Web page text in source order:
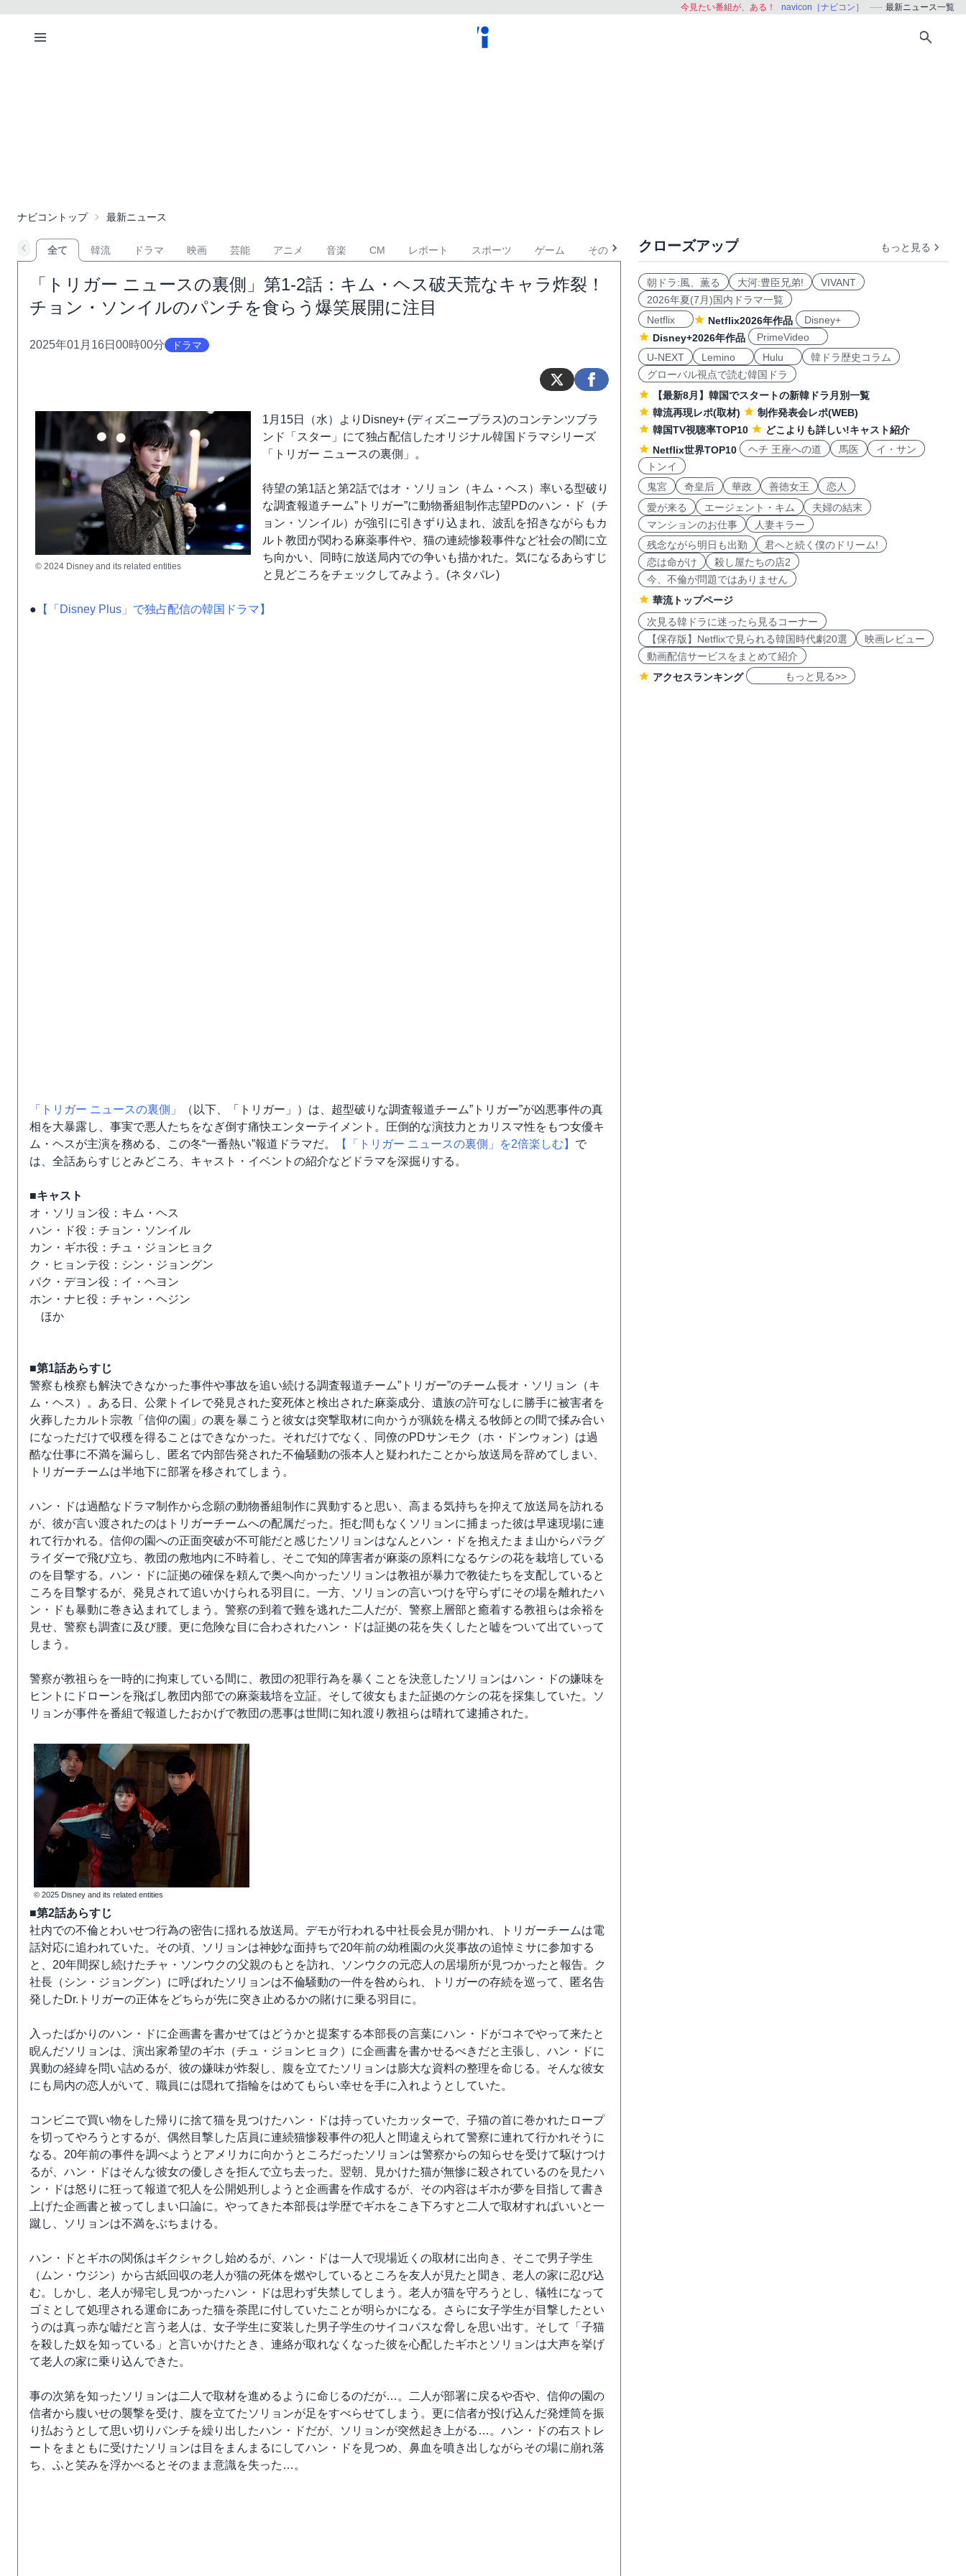
今見たい番組が、ある！ navicon［ナビコン］ 最新ニュース一覧
ナビコントップ 最新ニュース
全て 韓流 ドラマ 映画 芸能 アニメ 音楽 CM レポート スポーツ ゲーム その他
「トリガー ニュースの裏側」第1-2話：キム・ヘス破天荒なキャラ炸裂！
チョン・ソンイルのパンチを食らう爆笑展開に注目
2025年01月16日00時00分 ドラマ
© 2024 Disney and its related entities
1月15日（水）よりDisney+ (ディズニープラス)のコンテンツブラ
ンド「スター」にて独占配信したオリジナル韓国ドラマシリーズ
「トリガー ニュースの裏側」。
待望の第1話と第2話ではオ・ソリョン（キム・ヘス）率いる型破り
な調査報道チーム”トリガー”に動物番組制作志望PDのハン・ド（チ
ョン・ソンイル）が強引に引きずり込まれ、波乱を招きながらもカ
ルト教団が関わる麻薬事件や、猫の連続惨殺事件など社会の闇に立
ち向かい、同時に放送局内での争いも描かれた。気になるあらすじ
と見どころをチェックしてみよう。(ネタバレ)
● 【「Disney Plus」で独占配信の韓国ドラマ】
「トリガー ニュースの裏側」
（以下、「トリガー」）は、超型破りな調査報道チーム”トリガー”が凶悪事件の真
相を大暴露し、事実で悪人たちをなぎ倒す痛快エンターテイメント。圧倒的な演技力とカリスマ性をもつ女優キ
ム・ヘスが主演を務める、この冬“一番熱い”報道ドラマだ。
【「トリガー ニュースの裏側」を2倍楽しむ】 で
は、全話あらすじとみどころ、キャスト・イベントの紹介などドラマを深掘りする。
■キャスト
オ・ソリョン役：キム・ヘス
ハン・ド役：チョン・ソンイル
カン・ギホ役：チュ・ジョンヒョク
ク・ヒョンテ役：シン・ジョングン
パク・デヨン役：イ・ヘヨン
ホン・ナヒ役：チャン・ヘジン
ほか
■第1話あらすじ
警察も検察も解決できなかった事件や事故を追い続ける調査報道チーム”トリガー”のチーム長オ・ソリョン（キ
ム・ヘス）。ある日、公衆トイレで発見された変死体と検出された麻薬成分、遺族の許可なしに勝手に被害者を
火葬したカルト宗教「信仰の園」の裏を暴こうと彼女は突撃取材に向かうが猟銃を構える牧師との間で揉み合い
になっただけで収穫を得ることはできなかった。それだけでなく、同僚のPDサンモク（ホ・ドンウォン）は過
酷な仕事に不満を漏らし、匿名で内部告発された不倫騒動の張本人と疑われたことから放送局を辞めてしまい、
トリガーチームは半地下に部署を移されてしまう。
ハン・ドは過酷なドラマ制作から念願の動物番組制作に異動すると思い、高まる気持ちを抑えて放送局を訪れる
が、彼が言い渡されたのはトリガーチームへの配属だった。拒む間もなくソリョンに捕まった彼は早速現場に連
れて行かれる。信仰の園への正面突破が不可能だと感じたソリョンはなんとハン・ドを抱えたまま山からパラグ
ライダーで飛び立ち、教団の敷地内に不時着し、そこで知的障害者が麻薬の原料になるケシの花を栽培している
のを目撃する。ハン・ドに証拠の確保を頼んで奥へ向かったソリョンは教祖が暴力で教徒たちを支配していると
ころを目撃するが、発見されて追いかけられる羽目に。一方、ソリョンの言いつけを守らずにその場を離れたハ
ン・ドも暴動に巻き込まれてしまう。警察の到着で難を逃れた二人だが、警察上層部と癒着する教祖らは余裕を
見せ、警察も調査に及び腰。更に危険な目に合わされたハン・ドは証拠の花を失くしたと嘘をついて出ていって
しまう。
警察が教祖らを一時的に拘束している間に、教団の犯罪行為を暴くことを決意したソリョンはハン・ドの嫌味を
ヒントにドローンを飛ばし教団内部での麻薬栽培を立証。そして彼女もまた証拠のケシの花を採集していた。ソ
リョンが事件を番組で報道したおかげで教団の悪事は世間に知れ渡り教祖らは晴れて逮捕された。
© 2025 Disney and its related entities
■第2話あらすじ
社内での不倫とわいせつ行為の密告に揺れる放送局。デモが行われる中社長会見が開かれ、トリガーチームは電
話対応に追われていた。その頃、ソリョンは神妙な面持ちで20年前の幼稚園の火災事故の追悼ミサに参加する
と、20年間探し続けたチャ・ソンウクの父親のもとを訪れ、ソンウクの元恋人の居場所が見つかったと報告。ク
社長（シン・ジョングン）に呼ばれたソリョンは不倫騒動の一件を咎められ、トリガーの存続を巡って、匿名告
発したDr.トリガーの正体をどちらが先に突き止めるかの賭けに乗る羽目に。
入ったばかりのハン・ドに企画書を書かせてはどうかと提案する本部長の言葉にハン・ドがコネでやって来たと
睨んだソリョンは、演出家希望のギホ（チュ・ジョンヒョク）に企画書を書かせるべきだと主張し、ハン・ドに
異動の経緯を問い詰めるが、彼の嫌味が炸裂し、腹を立てたソリョンは膨大な資料の整理を命じる。そんな彼女
にも局内の恋人がいて、職員には隠れて指輪をはめてもらい幸せを手に入れようとしていた。
コンビニで買い物をした帰りに捨て猫を見つけたハン・ドは持っていたカッターで、子猫の首に巻かれたロープ
を切ってやろうとするが、偶然目撃した店員に連続猫惨殺事件の犯人と間違えられて警察に連れて行かれそうに
なる。20年前の事件を調べようとアメリカに向かうところだったソリョンは警察からの知らせを受けて駆けつけ
るが、ハン・ドはそんな彼女の優しさを拒んで立ち去った。翌朝、見かけた猫が無惨に殺されているのを見たハ
ン・ドは怒りに狂って報道で犯人を公開処刑しようと企画書を作成するが、その内容はギホが夢を目指して書き
上げた企画書と被ってしまい口論に。やってきた本部長は学歴でギホをこき下ろすと二人で取材すればいいと一
蹴し、ソリョンは不満をぶちまける。
ハン・ドとギホの関係はギクシャクし始めるが、ハン・ドは一人で現場近くの取材に出向き、そこで男子学生
（ムン・ウジン）から古紙回収の老人が猫の死体を燃やしているところを友人が見たと聞き、老人の家に忍び込
む。しかし、老人が帰宅し見つかったハン・ドは思わず失禁してしまう。老人が猫を守ろうとし、犠牲になって
ゴミとして処理される運命にあった猫を荼毘に付していたことが明らかになる。さらに女子学生が目撃したとい
うのは真っ赤な嘘だと言う老人は、女子学生に変装した男子学生のサイコパスな脅しを思い出す。そして「子猫
を殺した奴を知っている」と言いかけたとき、連絡が取れなくなった彼を心配したギホとソリョンは大声を挙げ
て老人の家に乗り込んできた。
事の次第を知ったソリョンは二人で取材を進めるように命じるのだが…。二人が部署に戻るや否や、信仰の園の
信者から腹いせの襲撃を受け、腹を立てたソリョンが足をすべらせてしまう。更に信者が投げ込んだ発煙筒を振
り払おうとして思い切りパンチを繰り出したハン・ドだが、ソリョンが突然起き上がる…。ハン・ドの右ストレ
ートをまともに受けたソリョンは目をまんまるにしてハン・ドを見つめ、鼻血を噴き出しながらその場に崩れ落
ち、ふと笑みを浮かべるとそのまま意識を失った…。
クローズアップ もっと見る
朝ドラ:風、薫る 大河:豊臣兄弟!
VIVANT
2026年夏(7月)国内ドラマ一覧
Netflix
Netflix2026年作品
Disney+
Disney+2026年作品
PrimeVideo
U-NEXT
Lemino Hulu
韓ドラ歴史コラム
グローバル視点で読む韓国ドラ
【最新8月】韓国でスタートの新韓ドラ月別一覧
韓流再現レポ(取材)
制作発表会レポ(WEB)
韓国TV視聴率TOP10
どこよりも詳しい!キャスト紹介
Netflix世界TOP10
ヘチ 王座への道 馬医
イ・サン
トンイ
鬼宮
奇皇后 華政 善徳女王
恋人
愛が来る
エージェント・キム
夫婦の結末
マンションのお仕事
人妻キラー
残念ながら明日も出勤
君へと続く僕のドリーム!
恋は命がけ
殺し屋たちの店2
今、不倫が問題ではありません
華流トップページ
次見る韓ドラに迷ったら見るコーナー
【保存版】Netflixで見られる韓国時代劇20選
映画レビュー
動画配信サービスをまとめて紹介
アクセスランキング
もっと見る>>